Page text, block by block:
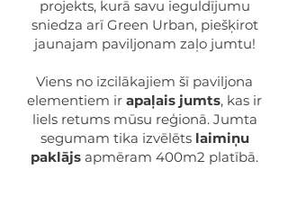
projekts, kurā savu ieguldījumu
sniedza arī Green Urban, piešķirot
jaunajam paviljonam zaļo jumtu!
Viens no izcilākajiem šī paviljona
elementiem ir apaļais jumts, kas ir
liels retums mūsu reģionā. Jumta
segumam tika izvēlēts laimiņu
paklājs apmēram 400m2 platībā.​